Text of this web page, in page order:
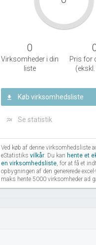
0
Virksomheder i din
liste
Pris for
Køb virksomhedsliste
Se statistik
Ved køb af denne virksomhedsliste
eStatistiks vilkår. Du kan hente et
en virksomhedsliste, for at få et
opbygningen af den genererede
maks hente 5000 virksomheder ad